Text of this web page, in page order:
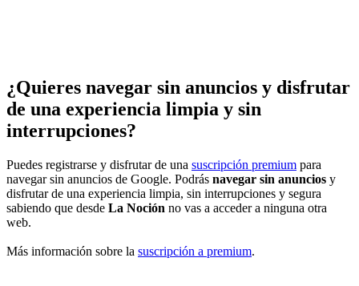
¿Quieres navegar sin anuncios y disfrutar
de una experiencia limpia y sin
interrupciones?
Puedes registrarse y disfrutar de una suscripción premium para
navegar sin anuncios de Google. Podrás navegar sin anuncios y
disfrutar de una experiencia limpia, sin interrupciones y segura
sabiendo que desde La Noción no vas a acceder a ninguna otra
web.
Más información sobre la suscripción a premium.